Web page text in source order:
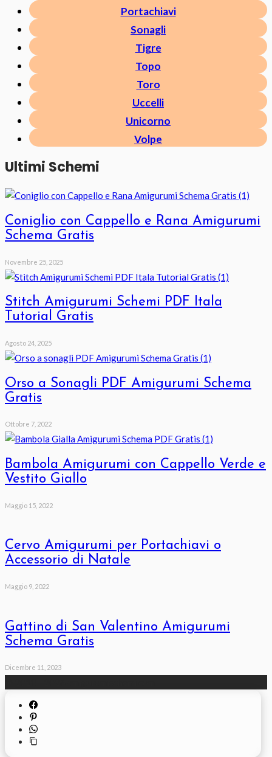
Portachiavi
Sonagli
Tigre
Topo
Toro
Uccelli
Unicorno
Volpe
Ultimi Schemi
Coniglio con Cappello e Rana Amigurumi
Schema Gratis
Novembre 25, 2025
Stitch Amigurumi Schemi PDF Itala
Tutorial Gratis
Agosto 24, 2025
Orso a Sonagli PDF Amigurumi Schema
Gratis
Ottobre 7, 2022
Bambola Amigurumi con Cappello Verde e
Vestito Giallo
Maggio 15, 2022
Cervo Amigurumi per Portachiavi o
Accessorio di Natale
Maggio 9, 2022
Gattino di San Valentino Amigurumi
Schema Gratis
Dicembre 11, 2023